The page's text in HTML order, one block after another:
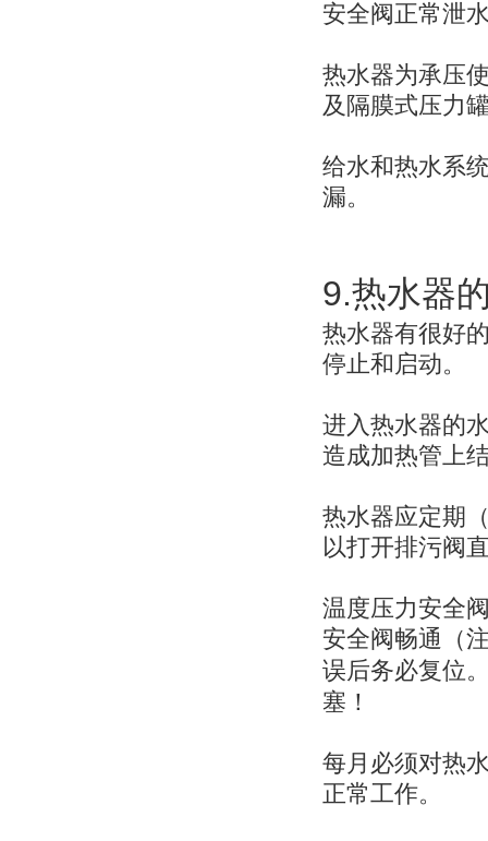
安全阀正常泄
热水器为承压
及隔膜式压力
给水和热水系
漏。
9.热水器
热水器有很好
停止和启动。
进入热水器的
造成加热管上
热水器应定期
以打开排污阀
温度压力安全
安全阀畅通（
误后务必复位
塞！
每月必须对热
正常工作。